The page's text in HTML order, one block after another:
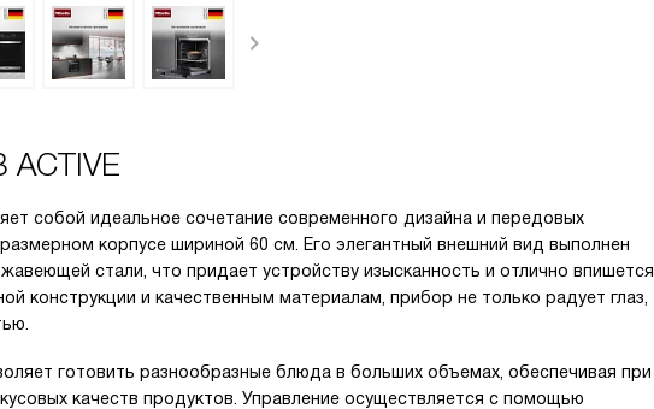
ACTIVE
собой идеальное сочетание современного дизайна и передовых
корпусе шириной 60 см. Его элегантный внешний вид выполнен
стали, что придает устройству изысканность и отлично впишется
конструкции и качественным материалам, прибор не только радует глаз,
готовить разнообразные блюда в больших объемах, обеспечивая при
качеств продуктов. Управление осуществляется с помощью